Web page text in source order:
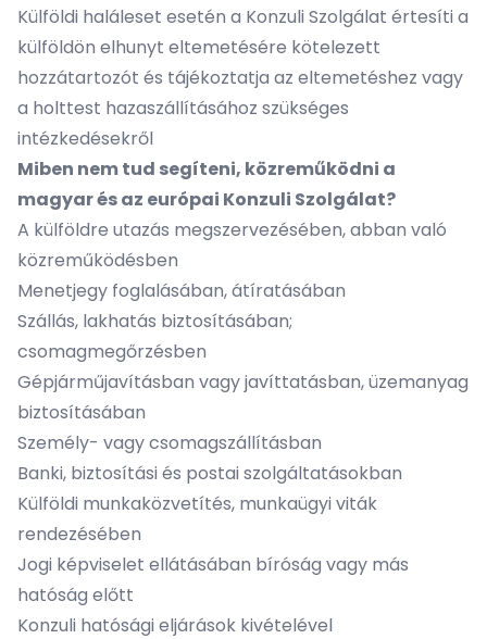
Külföldi haláleset esetén a Konzuli Szolgálat értesíti a
külföldön elhunyt eltemetésére kötelezett
hozzátartozót és tájékoztatja az eltemetéshez vagy
a holttest hazaszállításához szükséges
intézkedésekről
Miben nem tud segíteni, közreműködni a
magyar és az európai Konzuli Szolgálat?
A külföldre utazás megszervezésében, abban való
közreműködésben
Menetjegy foglalásában, átíratásában
Szállás, lakhatás biztosításában;
csomagmegőrzésben
Gépjárműjavításban vagy javíttatásban, üzemanyag
biztosításában
Személy- vagy csomagszállításban
Banki, biztosítási és postai szolgáltatásokban
Külföldi munkaközvetítés, munkaügyi viták
rendezésében
Jogi képviselet ellátásában bíróság vagy más
hatóság előtt
Konzuli hatósági eljárások kivételével